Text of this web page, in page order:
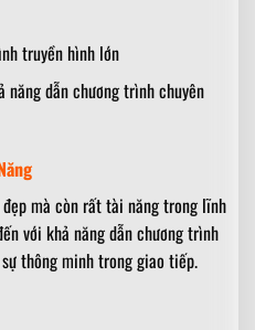
truyền hình lớn
năng dẫn chương trình chuyên
mà còn rất tài năng trong lĩnh
với khả năng dẫn chương trình
thông minh trong giao tiếp.